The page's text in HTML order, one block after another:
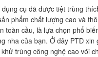
cụ đã được tiệt trùng
phẩm chất lượng cao và
toàn cầu, là lựa chọn phổ
nha của bạn. Ở đây PTD
trùng công nghệ cao với